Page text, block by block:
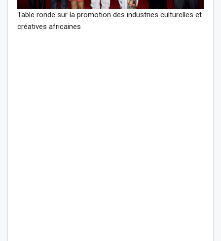
Table ronde sur la promotion des industries culturelles et
créatives africaines